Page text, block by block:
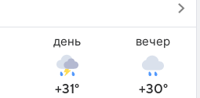
день
+31°
вечер
+30°